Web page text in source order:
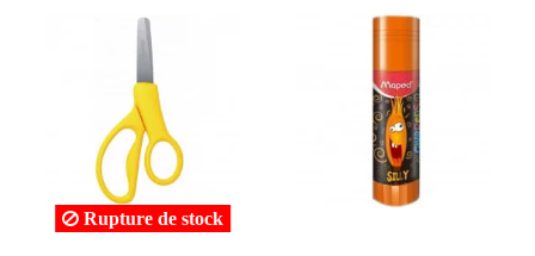
de stock